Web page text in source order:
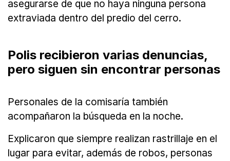
asegurarse de que no haya ninguna persona
extraviada dentro del predio del cerro.
Polis recibieron varias denuncias,
pero siguen sin encontrar personas
Personales de la comisaría también
acompañaron la búsqueda en la noche.
Explicaron que siempre realizan rastrillaje en el
lugar para evitar, además de robos, personas